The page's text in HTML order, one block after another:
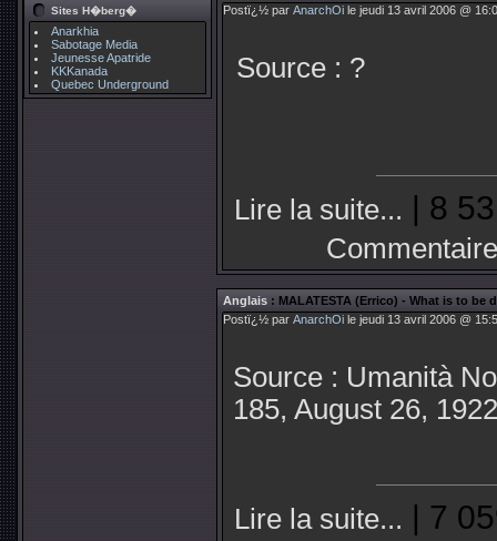
Sites H�berg�
Anarkhia
Sabotage Media
Jeunesse Apatride
KKKanada
Quebec Underground
Postï¿½ par AnarchOi le jeudi 13 avril 2006 @
Source : ?
Lire la suite... | 8
Anglais : MALATESTA (Errico) - What is to be
Postï¿½ par AnarchOi le jeudi 13 avril 2006 @
Source : Umanità
185, August 26, 1922
Lire la suite... | 7